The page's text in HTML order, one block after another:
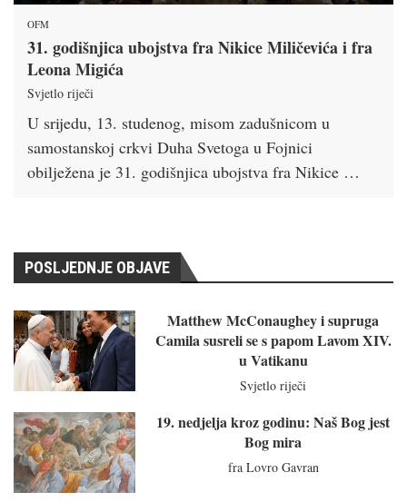
OFM
31. godišnjica ubojstva fra Nikice Miličevića i fra
Leona Migića
Svjetlo riječi
U srijedu, 13. studenog, misom zadušnicom u
samostanskoj crkvi Duha Svetoga u Fojnici
obilježena je 31. godišnjica ubojstva fra Nikice …
POSLJEDNJE OBJAVE
Matthew McConaughey i supruga
Camila susreli se s papom Lavom XIV.
u Vatikanu
Svjetlo riječi
19. nedjelja kroz godinu: Naš Bog jest
Bog mira
fra Lovro Gavran